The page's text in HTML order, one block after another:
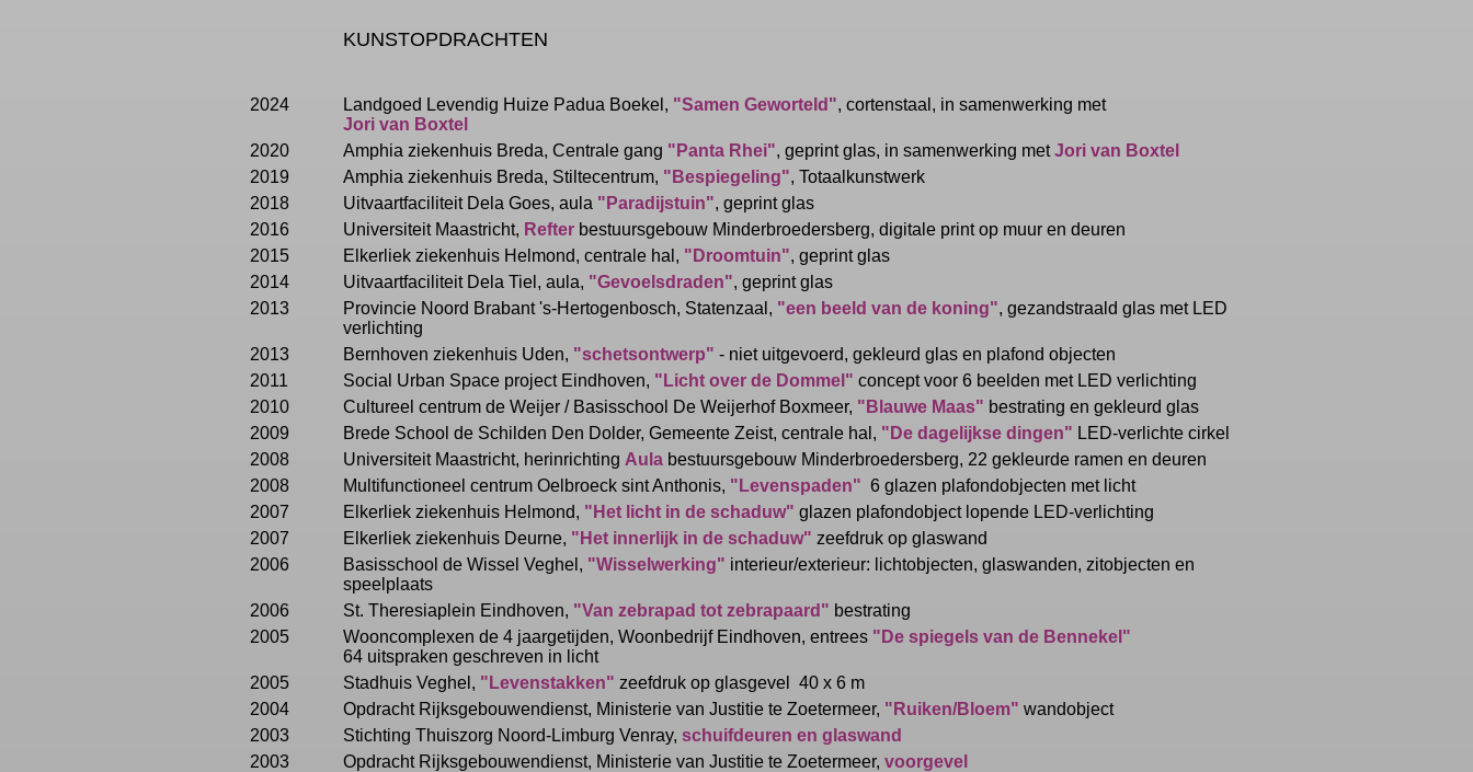
KUNSTOPDRACHTEN
2024 Landgoed Levendig Huize Padua Boekel, "Samen Geworteld", cortenstaal, in samenwerking met
Jori van Boxtel
2020
Amphia ziekenhuis Breda, Centrale gang "Panta Rhei", geprint glas, in samenwerking metJori van Boxtel
2019
Amphia ziekenhuis Breda, Stiltecentrum, "Bespiegeling", Totaalkunstwerk
2018
Uitvaartfaciliteit Dela Goes, aula "Paradijstuin", geprint glas
2016
Universiteit Maastricht, Refterbestuursgebouw Minderbroedersberg, digitale print op muur en deuren
2015
Elkerliek ziekenhuis Helmond, centrale hal, "Droomtuin", geprint glas
2014
Uitvaartfaciliteit Dela Tiel, aula, "Gevoelsdraden", geprint glas
2013
Provincie Noord Brabant 's-Hertogenbosch, Statenzaal, "een beeld van de koning", gezandstraald glas met LED
verlichting
2013
Bernhoven ziekenhuis Uden, "schetsontwerp" - niet uitgevoerd, gekleurd glas en plafond objecten
2011
Social Urban Space project Eindhoven, "Licht over de Dommel" concept voor 6 beelden met LED verlichting
2010
Cultureel centrum de Weijer / Basisschool De Weijerhof Boxmeer, "Blauwe Maas" bestrating en gekleurd glas
2009
Brede School de Schilden Den Dolder, Gemeente Zeist, centrale hal, "De dagelijkse dingen" LED-verlichte cirkel
2008
Universiteit Maastricht, herinrichting Aulabestuursgebouw Minderbroedersberg, 22 gekleurde ramen en deuren
2008
Multifunctioneel centrum Oelbroeck sint Anthonis, "Levenspaden" 6 glazen plafondobjecten met licht
2007
Elkerliek ziekenhuis Helmond, "Het licht in de schaduw" glazen plafondobject lopende LED-verlichting
2007
Elkerliek ziekenhuis Deurne, "Het innerlijk in de schaduw" zeefdruk op glaswand
2006
Basisschool de Wissel Veghel, "Wisselwerking" interieur/exterieur: lichtobjecten, glaswanden, zitobjecten en
speelplaats
2006
St. Theresiaplein Eindhoven, "Van zebrapad tot zebrapaard" bestrating
2005
Wooncomplexen de 4 jaargetijden, Woonbedrijf Eindhoven, entrees "De spiegels van de Bennekel"
64 uitspraken geschreven in licht
2005
Stadhuis Veghel, "Levenstakken" zeefdruk op glasgevel 40 x 6 m
2004
Opdracht Rijksgebouwendienst, Ministerie van Justitie te Zoetermeer, "Ruiken/Bloem" wandobject
2003
Stichting Thuiszorg Noord-Limburg Venray, schuifdeuren en glaswand
2003
Opdracht Rijksgebouwendienst, Ministerie van Justitie te Zoetermeer, voorgevel